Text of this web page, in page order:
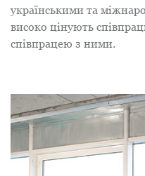
українськими та
високо цінують
співпрацею з ними.